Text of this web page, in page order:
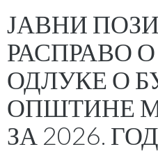
ЈАВНИ
РАСПРАВО
ОДЛУКЕ О
ОПШТИНЕ
ЗА 2026.